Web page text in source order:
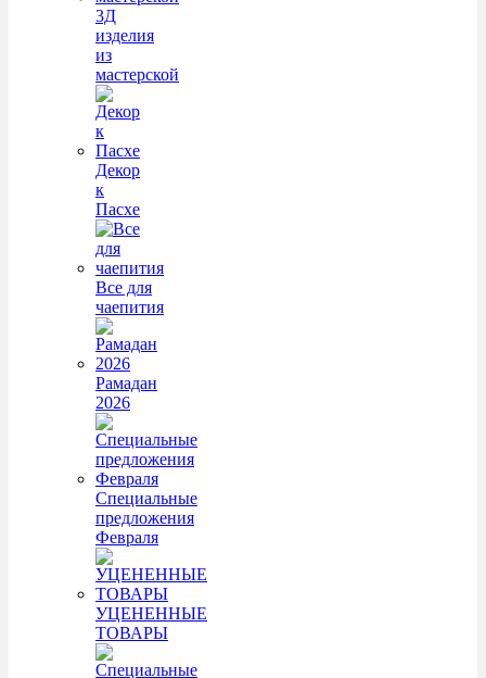
3Д
изделия
из
мастерской
Декор
к
Пасхе
Все для
чаепития
Рамадан
2026
Специальные
предложения
Февраля
УЦЕНЕННЫЕ
ТОВАРЫ